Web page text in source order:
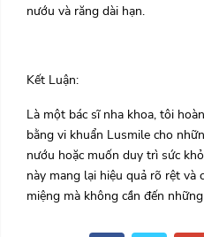
nướu và răng dài hạn.
Kết Luận:
Là một bác sĩ nha khoa, tôi
bằng vi khuẩn Lusmile cho
nướu hoặc muốn duy trì sức
này mang lại hiệu quả rõ rệt và
miệng mà không cần đến